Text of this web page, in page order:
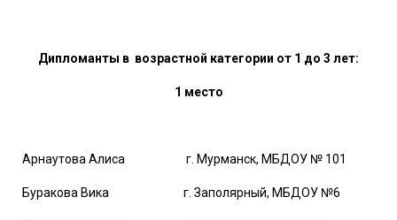
Дипломанты в возрастной категории от 1 до 3 лет:
1 место
Арнаутова Алиса г. Мурманск, МБДОУ № 101
Буракова Вика г. Заполярный, МБДОУ №6